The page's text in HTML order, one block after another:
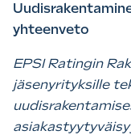
yhteenveto
EPSI Ratingin
jäsenyrityksille